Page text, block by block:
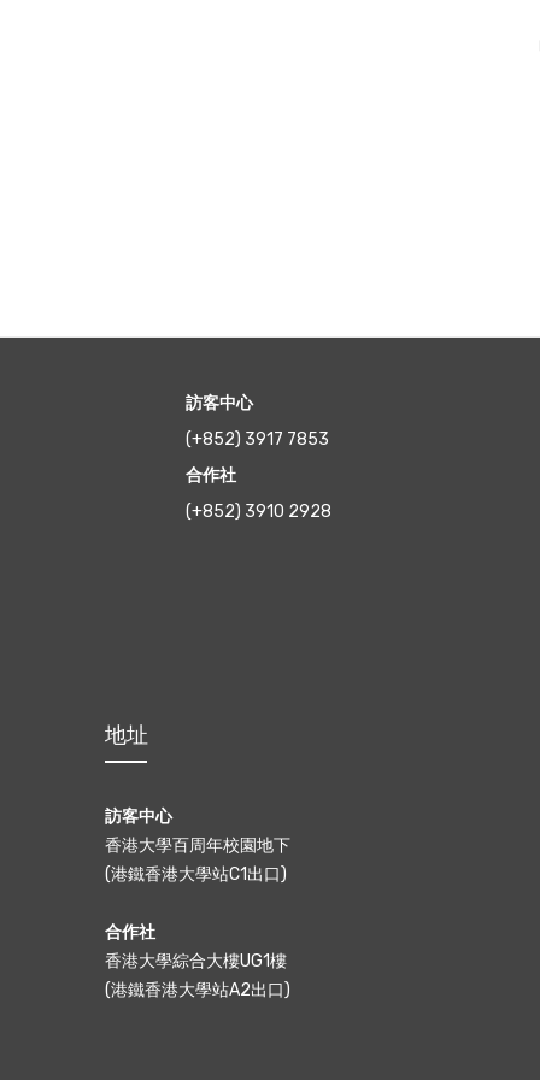
訪客中心
(+852) 3917 7853
合作社
(+852) 3910 2928
地址
訪客中心
香港大學百周年校園地下
(港鐵香港大學站C1出口)
合作社
香港大學綜合大樓UG1樓
(港鐵香港大學站A2出口)